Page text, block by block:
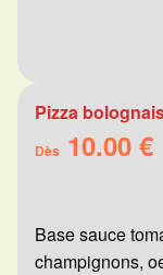
Pizza
Dès 10.00 €
Base sauce
champignons,